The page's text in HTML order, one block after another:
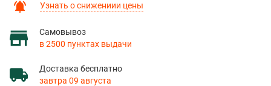
Узнать о снижениии цены
Самовывоз
в 2500 пунктах выдачи
Доставка бесплатно
завтра 09 августа